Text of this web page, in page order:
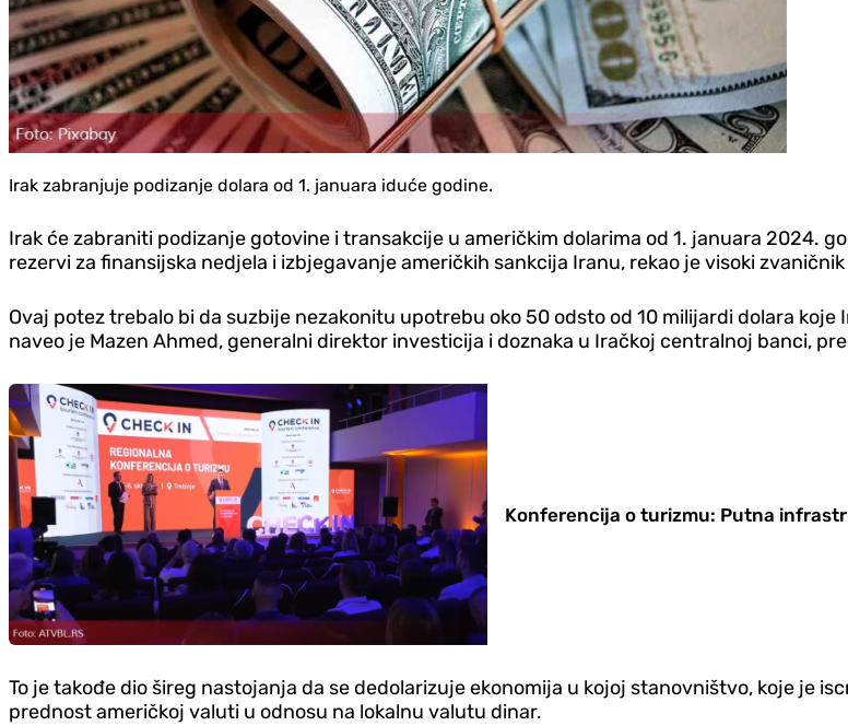
Irak zabranjuje podizanje dolara od 1. januara iduće godine.
Irak će zabraniti podizanje gotovine i transakcije u američkim dolarima od 1. januara 2024.
rezervi za finansijska nedjela i izbjegavanje američkih sankcija Iranu, rekao je visoki
Ovaj potez trebalo bi da suzbije nezakonitu upotrebu oko 50 odsto od 10 milijardi dolara
naveo je Mazen Ahmed, generalni direktor investicija i doznaka u Iračkoj centralnoj banci,
Konferencija o turizmu: Putna
To je takođe dio šireg nastojanja da se dedolarizuje ekonomija u kojoj stanovništvo, koje je
prednost američkoj valuti u odnosu na lokalnu valutu dinar.